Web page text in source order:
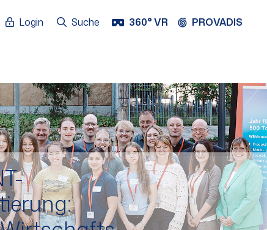
Login Suche 360° VR PROVADIS